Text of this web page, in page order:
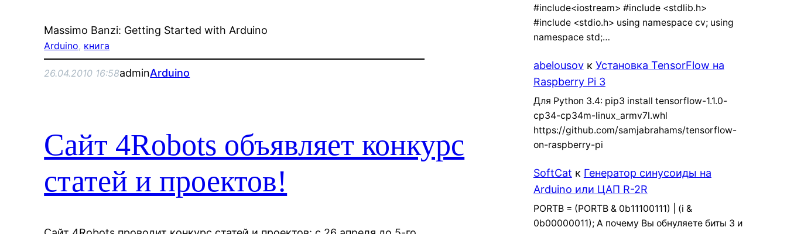
Massimo Banzi: Getting Started with Arduino
Arduino, книга
26.04.2010 16:58adminArduino
Сайт 4Robots объявляет конкурс
статей и проектов!
#include<iostream> #include <stdlib.h>
#include <stdio.h> using namespace cv; using
namespace std;…
abelousovк Установка TensorFlow на
Raspberry Pi 3
Для Python 3.4: pip3 install tensorflow-1.1.0-
cp34-cp34m-linux_armv7l.whl
https://github.com/samjabrahams/tensorflow-
on-raspberry-pi
SoftCat к Генератор синусоиды на
Arduino или ЦАП R-2R
PORTB = (PORTB & 0b11100111) | (i &
0b00000011); А почему Вы обнуляете биты 3 и